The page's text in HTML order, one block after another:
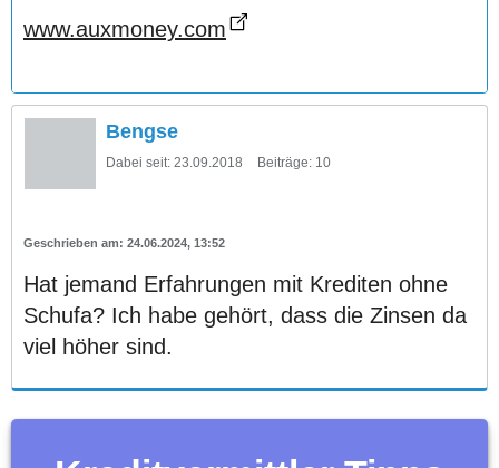
www.auxmoney.com
Bengse
Dabei seit: 23.09.2018 Beiträge: 10
24.06.2024, 13:52
Hat jemand Erfahrungen mit Krediten ohne
Schufa? Ich habe gehört, dass die Zinsen da
viel höher sind.